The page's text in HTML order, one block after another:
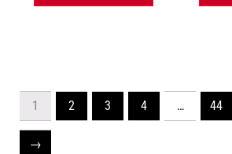
1 2 3 4 … 44
→